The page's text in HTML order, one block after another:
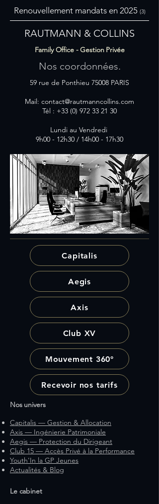
Renouvellement mandats en 2025 (3)
RAUTMANN & COLLINS
Family Office - Gestion Privée
Nos coordonnées.
59 rue de Ponthieu 75008 PARIS
Mail: contact@rautmanncollins.com
Tél : +33 (0) 972 33 21 30
Lundi au Vendredi
9h00 - 12h30 / 14h00 - 17h30
Capitalis
Aegis
Axis
Club XV
Mouvement 360°
Recevoir nos tarifs
Nos univers
Capitalis — Gestion & Allocation
Axis — Ingénierie Patrimoniale
Aegis — Protection du Dirigeant
Club 15 — Accès Privé à la Performance
Youth'In la GP Jeunes
Actualités & Blog
Le cabinet